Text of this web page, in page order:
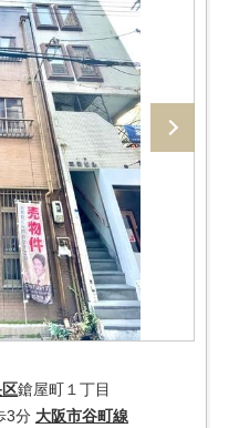
鎗屋町１丁目
3分 大阪市谷町線